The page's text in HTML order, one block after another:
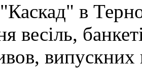
в
весіль,
випускних